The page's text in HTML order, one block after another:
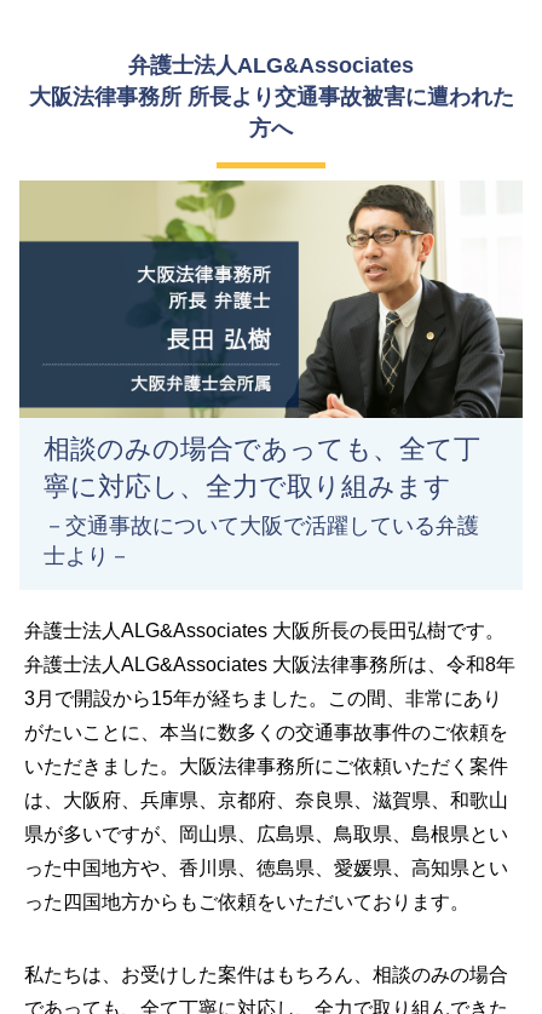
弁護士法人ALG&Associates
大阪法律事務所 所長より交通事故被害に遭われた
方へ
相談のみの場合であっても、全て丁
寧に対応し、全力で取り組みます
－交通事故について大阪で活躍している弁護
士より－
弁護士法人ALG&Associates 大阪所長の長田弘樹です。
弁護士法人ALG&Associates 大阪法律事務所は、令和8年
3月で開設から15年が経ちました。この間、非常にあり
がたいことに、本当に数多くの交通事故事件のご依頼を
いただきました。大阪法律事務所にご依頼いただく案件
は、大阪府、兵庫県、京都府、奈良県、滋賀県、和歌山
県が多いですが、岡山県、広島県、鳥取県、島根県とい
った中国地方や、香川県、徳島県、愛媛県、高知県とい
った四国地方からもご依頼をいただいております。
私たちは、お受けした案件はもちろん、相談のみの場合
であっても、全て丁寧に対応し、全力で取り組んできた